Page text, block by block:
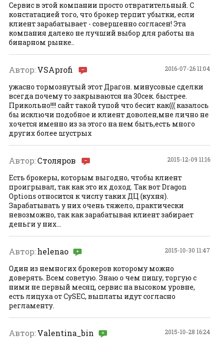
Сервис в этой компании просто отвратительный. С
констатацией того, что брокер терпит убытки, если
клиент зарабатывает - совершенно согласен! Эта
компания далеко не лучший выбор для работы на
бинарном рынке..
2016-07-26 11:04
Автор:VSAprofi
ужасно тормознутый этот Драгон. минусовые сделки
всегда почему то закрываются на 30сек. быстрее.
Прикольно!!!! сайт такой тупой что бесит как((( казалось
бы исключи подобное и клиент доволен,мне лично не
хочется именно из за этого на нем быть,есть много
других более шустрых
2015-12-09 11:16
Автор:Столяров
Есть брокеры, которым выгодно, чтобы клиент
проигрывал, так как это их доход. Так вот Dragon
Options относится к числу таких ДЦ (кухня).
Зарабатывать у них очень тяжело, практически
невозможно, так как зарабатывая клиент забирает
деньги у них...
2015-10-30 11:47
Автор:helenao
Один из немногих брокеров которому можно
доверять. Всем советую. Знаю о чем пишу, торгую с
ними не первый месяц, сервис на высоком уровне,
есть лицуха от CySEC, выплаты идут согласно
регламенту.
2015-10-28 16:24
Автор:Valentina_bin